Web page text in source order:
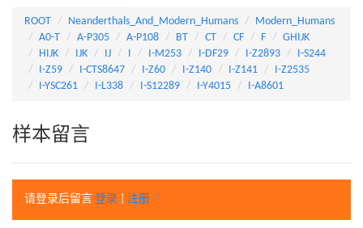
ROOT Neanderthals_And_Modern_Humans
Modern_Humans
A0-T
A-P305 A-P108 BT CT CF F
GHIJK
HIJK
IJK IJ I I-M253 I-DF29 I-Z2893
I-S244
I-Z59
I-CTS8647 I-Z60 I-Z140 I-Z141
I-Z2535
I-YSC261
I-L338 I-S12289 I-Y4015 I-A8601
样本留言
请登录后留言 登录 注册